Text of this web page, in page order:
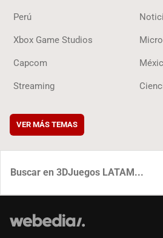
Perú
Xbox Game Studios
Capcom
Streaming
VER MÁS TEMAS